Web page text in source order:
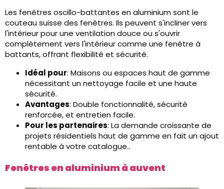
Les fenêtres oscillo-battantes en aluminium sont le
couteau suisse des fenêtres. Ils peuvent s'incliner vers
l'intérieur pour une ventilation douce ou s'ouvrir
complètement vers l'intérieur comme une fenêtre à
battants, offrant flexibilité et sécurité.
Idéal pour: Maisons ou espaces haut de gamme
nécessitant un nettoyage facile et une haute
sécurité.
Avantages: Double fonctionnalité, sécurité
renforcée, et entretien facile.
Pour les partenaires: La demande croissante de
projets résidentiels haut de gamme en fait un ajout
rentable à votre catalogue..
Fenêtres en aluminium à auvent